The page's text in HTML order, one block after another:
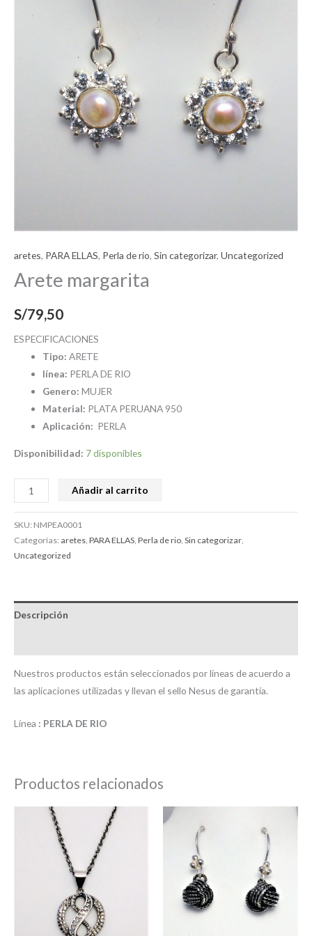
aretes, PARA ELLAS, Perla de rio, Sin categorizar, Uncategorized
Arete margarita
S/79,50
ESPECIFICACIONES
Tipo: ARETE
línea: PERLA DE RIO
Genero: MUJER
Material: PLATA PERUANA 950
Aplicación: PERLA
Disponibilidad: 7 disponibles
Añadir al carrito
SKU: NMPEA0001
Categorías: aretes PARA ELLAS Perla de rio Sin categorizar
Uncategorized
Descripción
Nuestros productos están seleccionados por líneas de acuerdo a
las aplicaciones utilizadas y llevan el sello Nesus de garantía.
Línea : PERLA DE RIO
Productos relacionados